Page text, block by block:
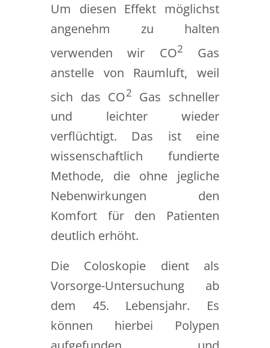
Um diesen Effekt möglichst
angenehm zu halten
verwenden wir CO2
Gas
anstelle von Raumluft, weil
sich das CO2
Gas schneller
und leichter wieder
verflüchtigt. Das ist eine
wissenschaftlich fundierte
Methode, die ohne jegliche
Nebenwirkungen den
Komfort für den Patienten
deutlich erhöht.
Die Coloskopie dient als
Vorsorge-Untersuchung ab
dem 45. Lebensjahr. Es
können hierbei Polypen